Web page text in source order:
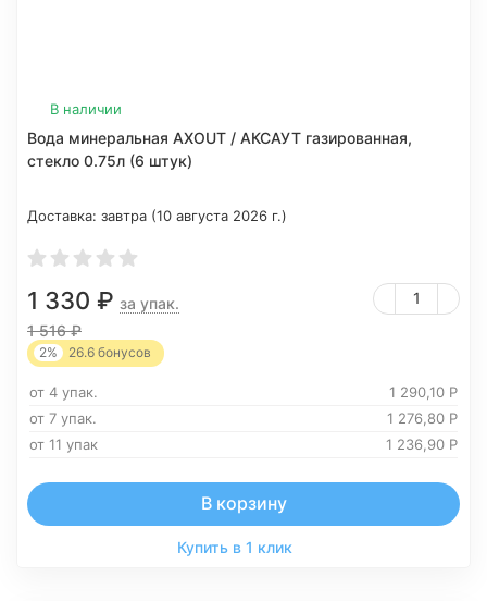
В наличии
Вода минеральная AXOUT / АКСАУТ газированная,
стекло 0.75л (6 штук)
Доставка: завтра (10 августа 2026 г.)
1 330 ₽ за упак.
1 516₽
2% 26.6 бонусов
от 4 упак. 1 290,10 Р
от 7 упак.
1 276,80 Р
от 11 упак
1 236,90 Р
В корзину
Купить в 1 клик